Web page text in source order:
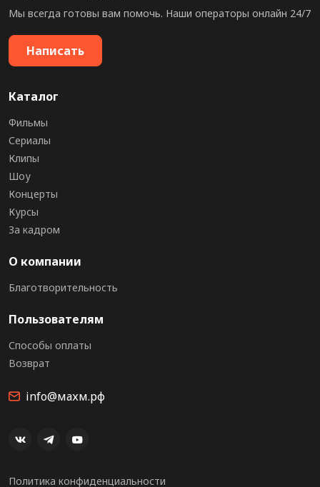
Мы всегда готовы вам помочь. Наши операторы онлайн 24/7
Написать
Каталог
Фильмы
Сериалы
Клипы
Шоу
Концерты
Курсы
За кадром
О компании
Благотворительность
Пользователям
Способы оплаты
Возврат
info@махм.рф
Политика конфиденциальности